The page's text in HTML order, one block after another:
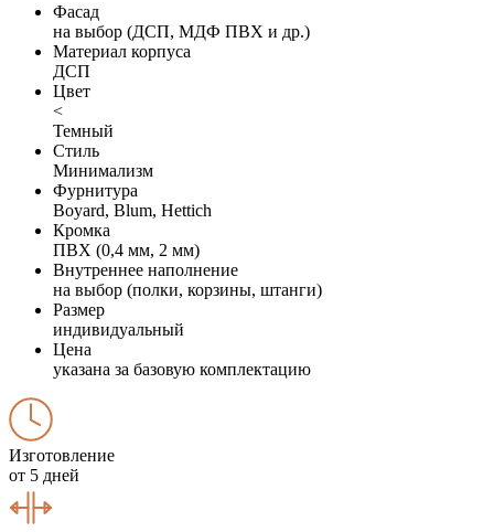
Фасад
на выбор (ДСП, МДФ ПВХ и др.)
Материал корпуса
ДСП
Цвет
<
Темный
Стиль
Минимализм
Фурнитура
Boyard, Blum, Hettich
Кромка
ПВХ (0,4 мм, 2 мм)
Внутреннее наполнение
на выбор (полки, корзины, штанги)
Размер
индивидуальный
Цена
указана за базовую комплектацию
Изготовление
от 5 дней